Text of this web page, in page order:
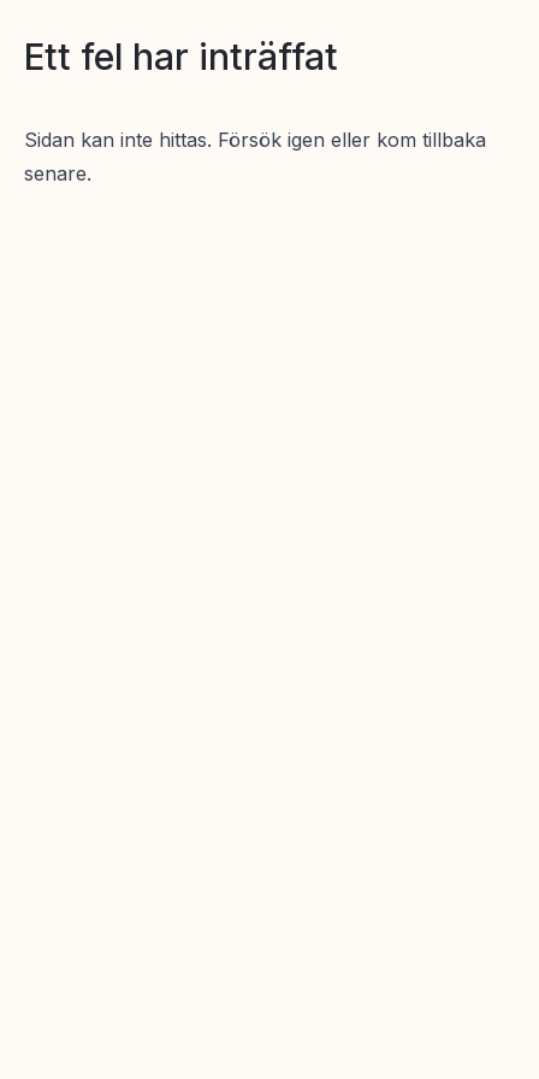
Ett fel har inträffat
Sidan kan inte hittas. Försök igen eller kom tillbaka
senare.